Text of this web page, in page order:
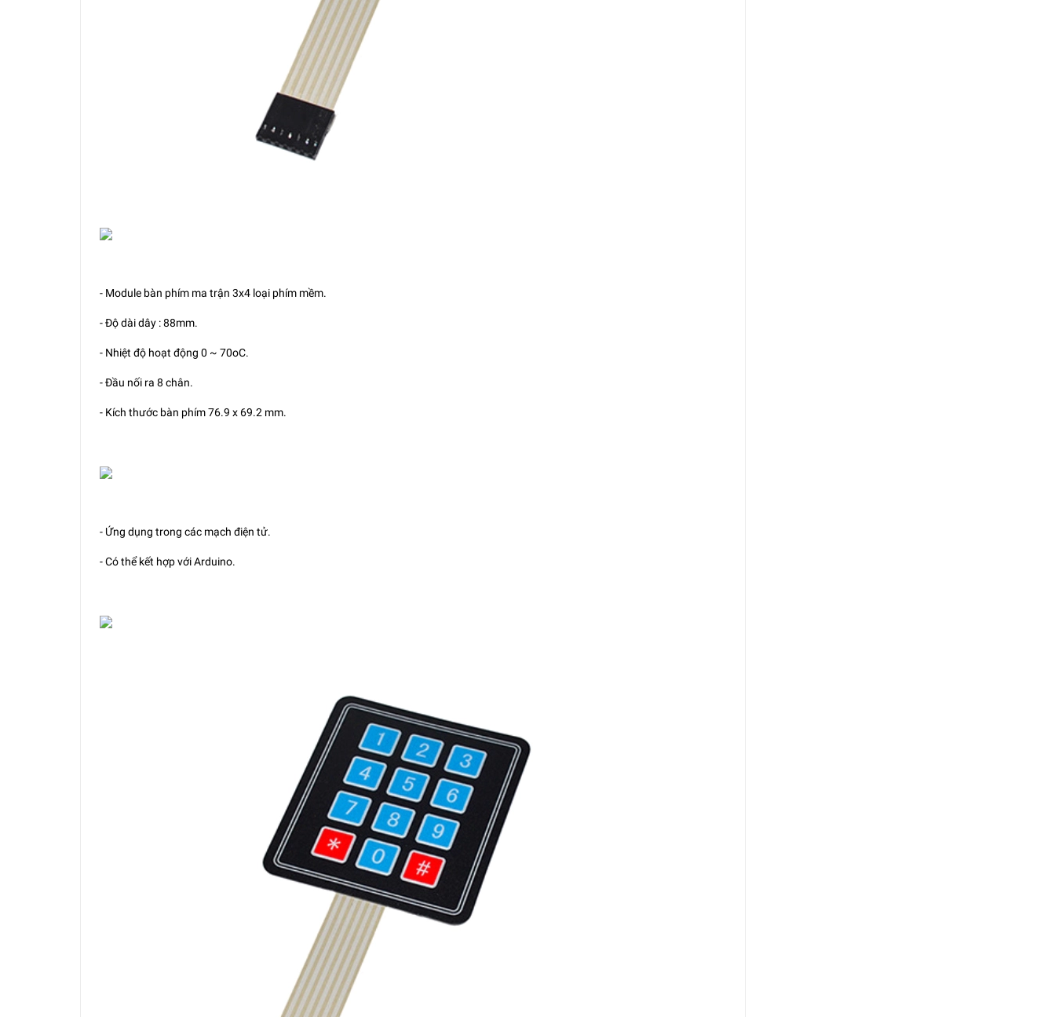
- Module bàn phím ma trận 3x4 loại phím mềm.
- Độ dài dây : 88mm.
- Nhiệt độ hoạt động 0 ~ 70oC.
- Đầu nối ra 8 chân.
- Kích thước bàn phím 76.9 x 69.2 mm.
- Ứng dụng trong các mạch điện tử.
- Có thể kết hợp với Arduino.